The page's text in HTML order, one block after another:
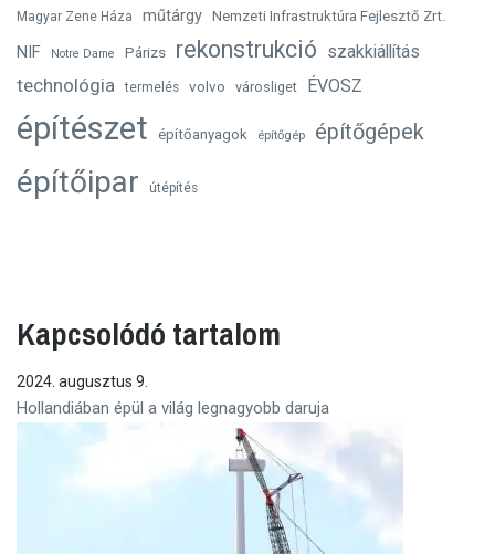
Magyar Zene Háza
műtárgy Nemzeti Infrastruktúra Fejlesztő Zrt.
NIF Notre Dame Párizs rekonstrukció szakkiállítás
technológia termelés volvo városliget ÉVOSZ
építészet építőanyagok építőgép építőgépek
építőipar útépítés
Kapcsolódó tartalom
2024. augusztus 9.
Hollandiában épül a világ legnagyobb daruja